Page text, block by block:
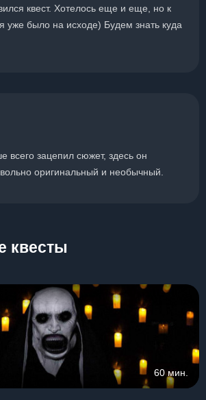
квест. Хотелось еще и еще, но к
уже было на исходе) Будем знать куда
всего зацепил сюжет, здесь он
оригинальный и необычный.
квесты
60 мин.